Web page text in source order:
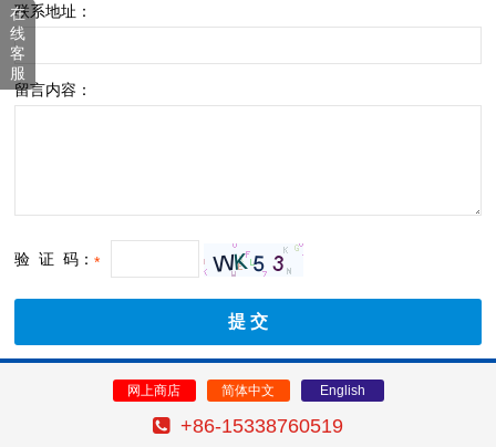
联系地址：
留言内容：
验 证 码：*
网上商店 简体中文 English
+86-15338760519
在
线
客
服